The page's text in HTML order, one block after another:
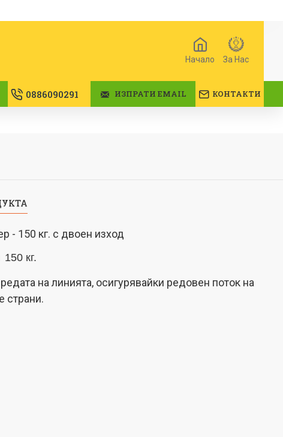
Начало За Нас
0886090291 ИЗПРАТИ EMAIL КОНТАКТИ
- 150 кг. с двоен изход
кг.
на линията, осигурявайки редовен поток на
страни.